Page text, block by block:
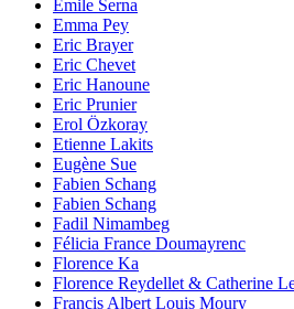
Emile Serna
Emma Pey
Eric Brayer
Eric Chevet
Eric Hanoune
Eric Prunier
Erol Özkoray
Etienne Lakits
Eugène Sue
Fabien Schang
Fabien Schang
Fadil Nimambeg
Félicia France Doumayrenc
Florence Ka
Florence Reydellet & Catherine
Francis Albert Louis Moury